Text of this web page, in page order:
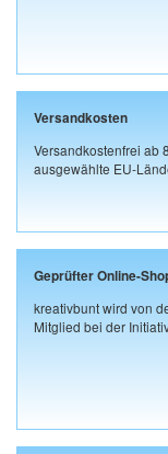
Versandkosten
Versandkostenfrei ab
ausgewählte EU-
Geprüfter Online-
kreativbunt wird von
Mitglied bei der